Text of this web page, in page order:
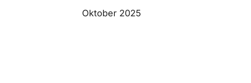
Oktober 2025